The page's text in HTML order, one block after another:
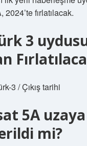
2024’te fırlatılacak.
3
3 / Çıkış tarihi
5A uzaya
mi?